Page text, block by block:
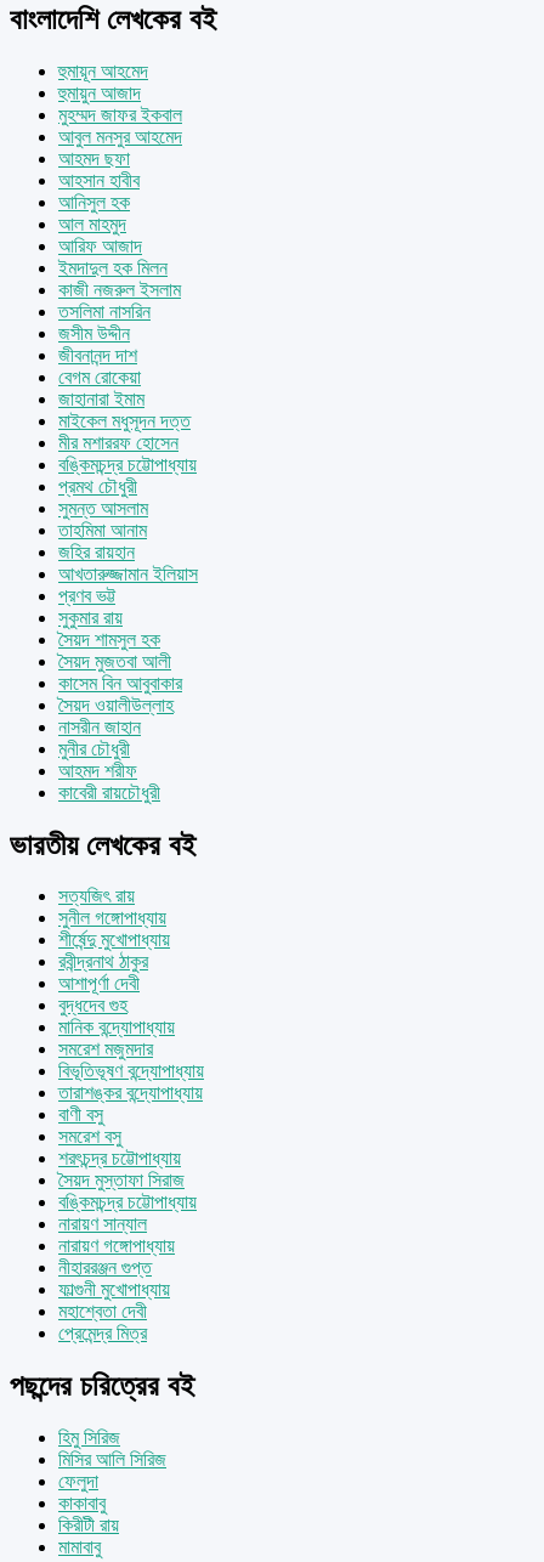
বাংলাদেশি লেখকের বই
হুমায়ূন আহমেদ
হুমায়ুন আজাদ
মুহম্মদ জাফর ইকবাল
আবুল মনসুর আহমেদ
আহমদ ছফা
আহসান হাবীব
আনিসুল হক
আল মাহমুদ
আরিফ আজাদ
ইমদাদুল হক মিলন
কাজী নজরুল ইসলাম
তসলিমা নাসরিন
জসীম উদ্দীন
জীবনানন্দ দাশ
বেগম রোকেয়া
জাহানারা ইমাম
মাইকেল মধুসূদন দত্ত
মীর মশাররফ হোসেন
বঙ্কিমচন্দ্র চট্টোপাধ্যায়
প্রমথ চৌধুরী
সুমন্ত আসলাম
তাহমিমা আনাম
জহির রায়হান
আখতারুজ্জামান ইলিয়াস
প্রণব ভট্ট
সুকুমার রায়
সৈয়দ শামসুল হক
সৈয়দ মুজতবা আলী
কাসেম বিন আবুবাকার
সৈয়দ ওয়ালীউল্লাহ
নাসরীন জাহান
মুনীর চৌধুরী
আহমদ শরীফ
কাবেরী রায়চৌধুরী
ভারতীয় লেখকের বই
সত্যজিৎ রায়
সুনীল গঙ্গোপাধ্যায়
শীর্ষেন্দু মুখোপাধ্যায়
রবীন্দ্রনাথ ঠাকুর
আশাপূর্ণা দেবী
বুদ্ধদেব গুহ
মানিক বন্দ্যোপাধ্যায়
সমরেশ মজুমদার
বিভূতিভূষণ বন্দ্যোপাধ্যায়
তারাশঙ্কর বন্দ্যোপাধ্যায়
বাণী বসু
সমরেশ বসু
শরৎচন্দ্র চট্টোপাধ্যায়
সৈয়দ মুস্তাফা সিরাজ
বঙ্কিমচন্দ্র চট্টোপাধ্যায়
নারায়ণ সান্যাল
নারায়ণ গঙ্গোপাধ্যায়
নীহাররঞ্জন গুপ্ত
ফাল্গুনী মুখোপাধ্যায়
মহাশ্বেতা দেবী
প্রেমেন্দ্র মিত্র
পছন্দের চরিত্রের বই
হিমু সিরিজ
মিসির আলি সিরিজ
ফেলুদা
কাকাবাবু
কিরীটী রায়
মামাবাবু